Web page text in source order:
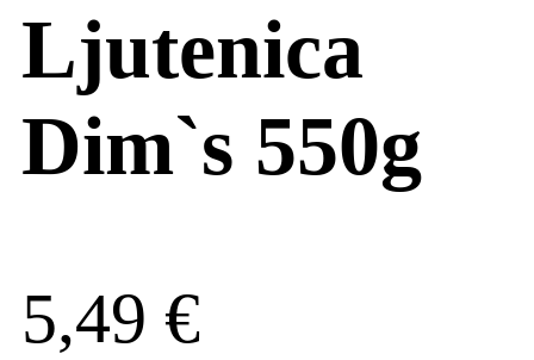
Ljutenica
Dim`s 550g
5,49 €